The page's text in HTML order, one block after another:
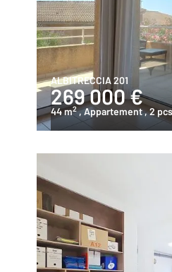
ALBITRECCIA 201
269 000 €
44 m2 , Appartement, 2 pcs